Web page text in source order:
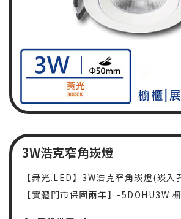
3W浩克窄角崁燈
【舞光.LED】3W浩克窄角崁燈(崁
【實體門市保固兩年】-5DOHU3W